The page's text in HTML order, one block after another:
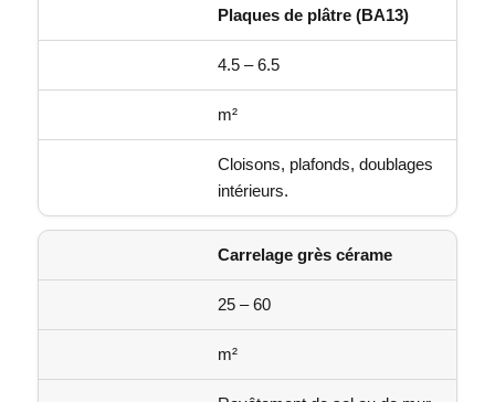
Plaques de plâtre (BA13)
4.5 – 6.5
m²
Cloisons, plafonds, doublages
intérieurs.
Carrelage grès cérame
25 – 60
m²